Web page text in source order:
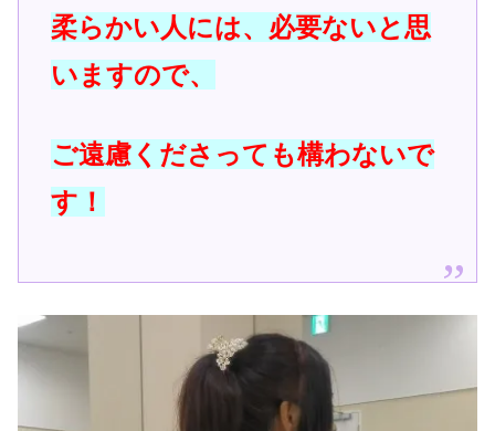
柔らかい人には、必要ないと思
いますので、
ご遠慮くださっても構わないで
す！